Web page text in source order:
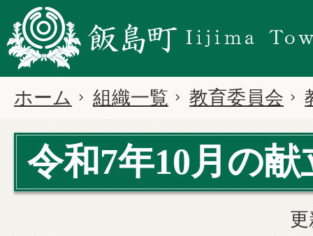
ホーム 組織一覧 教育委員会
令和7年10月の献